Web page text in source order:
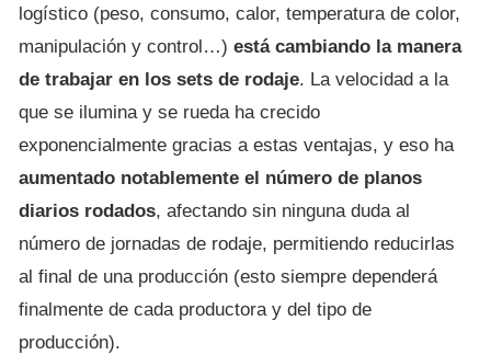
logístico (peso, consumo, calor, temperatura de color,
manipulación y control…) está cambiando la manera
de trabajar en los sets de rodaje. La velocidad a la
que se ilumina y se rueda ha crecido
exponencialmente gracias a estas ventajas, y eso ha
aumentado notablemente el número de planos
diarios rodados, afectando sin ninguna duda al
número de jornadas de rodaje, permitiendo reducirlas
al final de una producción (esto siempre dependerá
finalmente de cada productora y del tipo de
producción).